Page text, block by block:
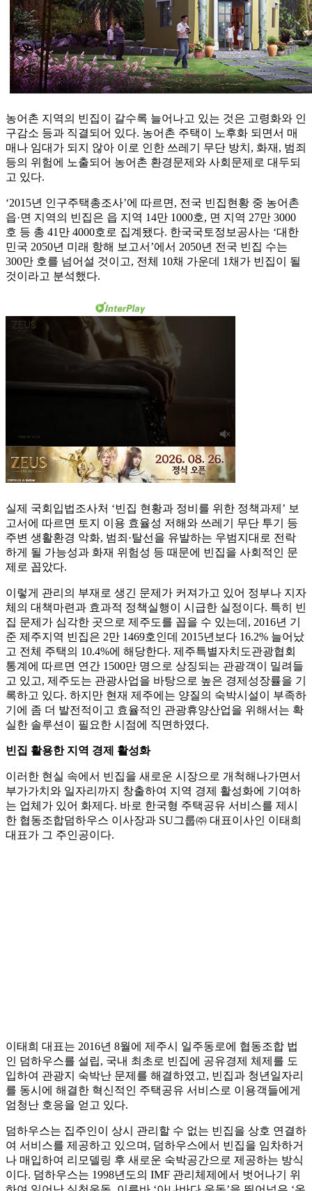
농어촌 지역의 빈집이 갈수록 늘어나고 있는 것은 고령화와 인
구감소 등과 직결되어 있다. 농어촌 주택이 노후화 되면서 매
매나 임대가 되지 않아 이로 인한 쓰레기 무단 방치, 화재, 범죄
등의 위험에 노출되어 농어촌 환경문제와 사회문제로 대두되
고 있다.
‘2015년 인구주택총조사’에 따르면, 전국 빈집현황 중 농어촌
읍·면 지역의 빈집은 읍 지역 14만 1000호, 면 지역 27만 3000
호 등 총 41만 4000호로 집계됐다. 한국국토정보공사는 ‘대한
민국 2050년 미래 항해 보고서’에서 2050년 전국 빈집 수는
300만 호를 넘어설 것이고, 전체 10채 가운데 1채가 빈집이 될
것이라고 분석했다.
실제 국회입법조사처 ‘빈집 현황과 정비를 위한 정책과제’ 보
고서에 따르면 토지 이용 효율성 저해와 쓰레기 무단 투기 등
주변 생활환경 악화, 범죄·탈선을 유발하는 우범지대로 전락
하게 될 가능성과 화재 위험성 등 때문에 빈집을 사회적인 문
제로 꼽았다.
이렇게 관리의 부재로 생긴 문제가 커져가고 있어 정부나 지자
체의 대책마련과 효과적 정책실행이 시급한 실정이다. 특히 빈
집 문제가 심각한 곳으로 제주도를 꼽을 수 있는데, 2016년 기
준 제주지역 빈집은 2만 1469호인데 2015년보다 16.2% 늘어났
고 전체 주택의 10.4%에 해당한다. 제주특별자치도관광협회
통계에 따르면 연간 1500만 명으로 상징되는 관광객이 밀려들
고 있고, 제주도는 관광사업을 바탕으로 높은 경제성장률을 기
록하고 있다. 하지만 현재 제주에는 양질의 숙박시설이 부족하
기에 좀 더 발전적이고 효율적인 관광휴양산업을 위해서는 확
실한 솔루션이 필요한 시점에 직면하였다.
빈집 활용한 지역 경제 활성화
이러한 현실 속에서 빈집을 새로운 시장으로 개척해나가면서
부가가치와 일자리까지 창출하여 지역 경제 활성화에 기여하
는 업체가 있어 화제다. 바로 한국형 주택공유 서비스를 제시
한 협동조합덤하우스 이사장과 SU그룹㈜ 대표이사인 이태희
대표가 그 주인공이다.
이태희 대표는 2016년 8월에 제주시 일주동로에 협동조합 법
인 덤하우스를 설립, 국내 최초로 빈집에 공유경제 체제를 도
입하여 관광지 숙박난 문제를 해결하였고, 빈집과 청년일자리
를 동시에 해결한 혁신적인 주택공유 서비스로 이용객들에게
엄청난 호응을 얻고 있다.
덤하우스는 집주인이 상시 관리할 수 없는 빈집을 상호 연결하
여 서비스를 제공하고 있으며, 덤하우스에서 빈집을 임차하거
나 매입하여 리모델링 후 새로운 숙박공간으로 제공하는 방식
이다. 덤하우스는 1998년도의 IMF 관리체제에서 벗어나기 위